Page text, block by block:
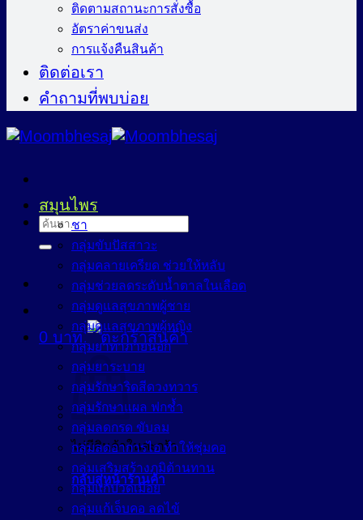
ติดตามสถานะการสั่งซื้อ
อัตราค่าขนส่ง
การแจ้งคืนสินค้า
ติดต่อเรา
คำถามที่พบบ่อย
ค้นหา:
0 บาท
ไม่มีสินค้าในตะกร้า
กลับสู่หน้าร้านค้า
สมุนไพร
ชา
กลุ่มขับปัสสาวะ
กลุ่มคลายเครียด ช่วยให้หลับ
กลุ่มช่วยลดระดับน้ำตาลในเลือด
กลุ่มดูแลสุขภาพผู้ชาย
กลุ่มดูแลสุขภาพผู้หญิง
กลุ่มยาทาภายนอก
กลุ่มยาระบาย
กลุ่มรักษาริดสีดวงทวาร
กลุ่มรักษาแผล ฟกช้ำ
กลุ่มลดกรด ขับลม
กลุ่มลดอาการไอ ทำให้ชุ่มคอ
กลุ่มเสริมสร้างภูมิต้านทาน
กลุ่มแก้ปวดเมื่อย
กลุ่มแก้เจ็บคอ ลดไข้